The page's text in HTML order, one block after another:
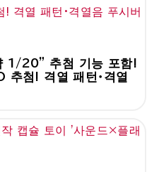
1/20” 추첨 기능 포함!
첨! 격열 패턴・격열